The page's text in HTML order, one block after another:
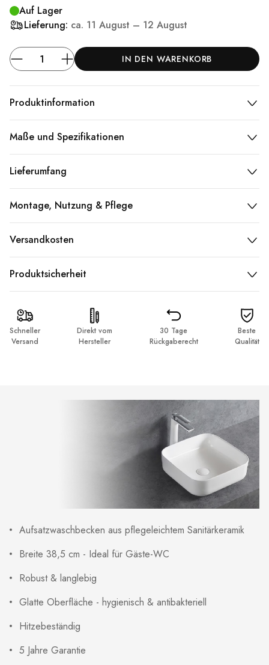
Auf Lager
Lieferung: ca. 11 August – 12 August
IN DEN WARENKORB
Produktinformation
Maße und Spezifikationen
Lieferumfang
Montage, Nutzung & Pflege
Versandkosten
Produktsicherheit
Schneller
Versand
Direkt vom
Hersteller
30 Tage
Rückgaberecht
Beste
Qualität
Aufsatzwaschbecken aus pflegeleichtem Sanitärkeramik
Breite 38,5 cm - Ideal für Gäste-WC
Robust & langlebig
Glatte Oberfläche - hygienisch & antibakteriell
Hitzebeständig
5 Jahre Garantie